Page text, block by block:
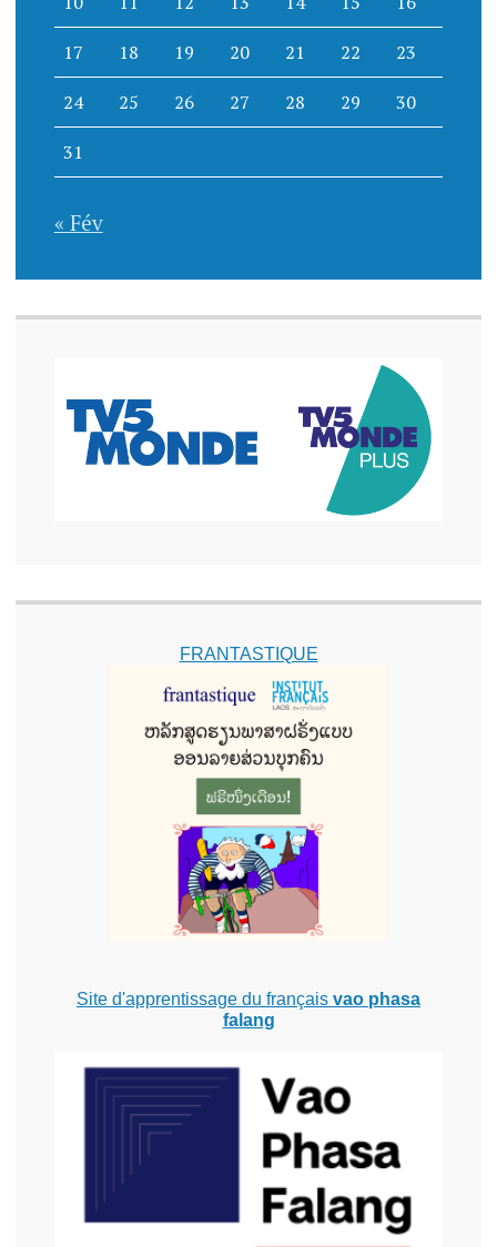
17 18 19 20 21 22 23
24 25 26 27 28 29 30
31
« Fév
FRANTASTIQUE
Site d'apprentissage du français vao phasa
falang